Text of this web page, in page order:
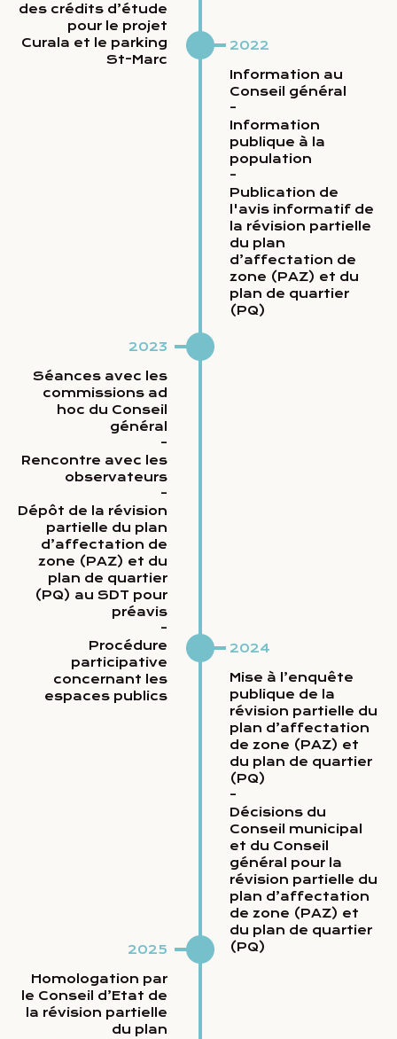
des crédits d’étude
pour le projet
Curala et le parking
St-Marc
2022
Information au
Conseil général
-
Information
publique à la
population
-
Publication de
l'avis informatif de
la révision partielle
du plan
d’affectation de
zone (PAZ) et du
plan de quartier
(PQ)
2023
Séances avec les
commissions ad
hoc du Conseil
général
-
Rencontre avec les
observateurs
-
Dépôt de la révision
partielle du plan
d’affectation de
zone (PAZ) et du
plan de quartier
(PQ) au SDT pour
préavis
-
Procédure
participative
concernant les
espaces publics
2024
Mise à l’enquête
publique de la
révision partielle du
plan d’affectation
de zone (PAZ) et
du plan de quartier
(PQ)
-
Décisions du
Conseil municipal
et du Conseil
général pour la
révision partielle du
plan d’affectation
de zone (PAZ) et
du plan de quartier
(PQ)
2025
Homologation par
le Conseil d’Etat de
la révision partielle
du plan